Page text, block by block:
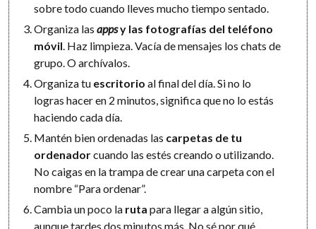
sobre todo cuando lleves mucho tiempo sentado.
Organiza lasappsy las fotografías del teléfono
móvil . Haz limpieza. Vacía de mensajes los chats de
grupo. O archívalos.
Organiza tu escritorio al final del día. Si no lo
logras hacer en 2 minutos, significa que no lo estás
haciendo cada día.
Mantén bien ordenadas las carpetas de tu
ordenadorcuando las estés creando o utilizando.
No caigas en la trampa de crear una carpeta con el
nombre “Para ordenar”.
Cambia un poco la ruta para llegar a algún sitio,
aunque tardes dos minutos más. No sé por qué,